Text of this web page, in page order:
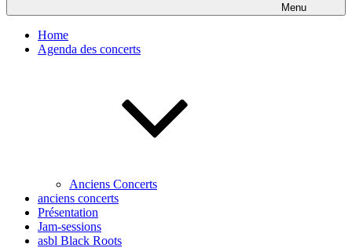
Menu
Home
Agenda des concerts
Anciens Concerts
anciens concerts
Présentation
Jam-sessions
asbl Black Roots